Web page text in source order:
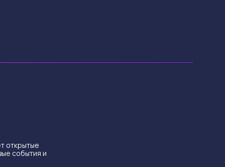
открытые
события и